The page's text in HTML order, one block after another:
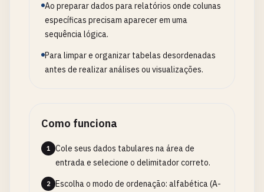
Ao preparar dados para relatórios onde colunas
específicas precisam aparecer em uma
sequência lógica.
Para limpar e organizar tabelas desordenadas
antes de realizar análises ou visualizações.
Como funciona
1
Cole seus dados tabulares na área de
entrada e selecione o delimitador correto.
2
Escolha o modo de ordenação: alfabética (A-